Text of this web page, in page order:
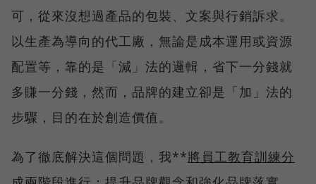
可，從來沒想過產品的包裝、文案與行銷訴求。
以生產為導向的代工廠，無論是成本運用或資源
配置等，靠的是「減」法的邏輯，省下一分錢就
多賺一分錢，然而，品牌的建立卻是「加」法的
步驟，目的在於創造價值。
為了徹底解決這個問題，我**將員工教育訓練分